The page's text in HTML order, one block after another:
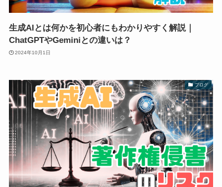
生成AIとは何かを初心者にもわかりやすく解説｜
ChatGPTやGeminiとの違いは？
2024年10月1日
ブログ